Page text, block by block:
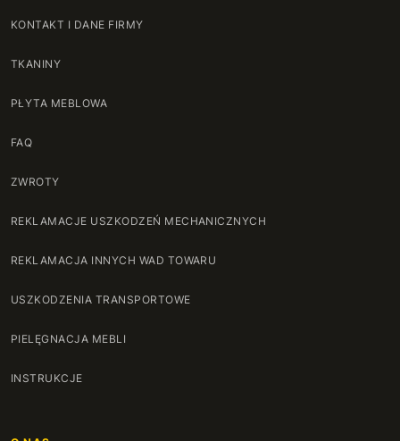
KONTAKT I DANE FIRMY
TKANINY
PŁYTA MEBLOWA
FAQ
ZWROTY
REKLAMACJE USZKODZEŃ MECHANICZNYCH
REKLAMACJA INNYCH WAD TOWARU
USZKODZENIA TRANSPORTOWE
PIELĘGNACJA MEBLI
INSTRUKCJE